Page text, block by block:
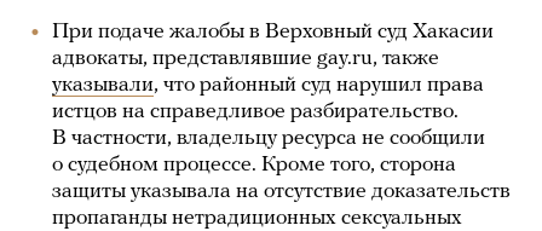
При подаче жалобы в Верховный суд Хакасии
адвокаты, представлявшие gay.ru, также
указывали, что районный суд нарушил права
истцов на справедливое разбирательство.
В частности, владельцу ресурса не сообщили
о судебном процессе. Кроме того, сторона
защиты указывала на отсутствие доказательств
пропаганды нетрадиционных сексуальных